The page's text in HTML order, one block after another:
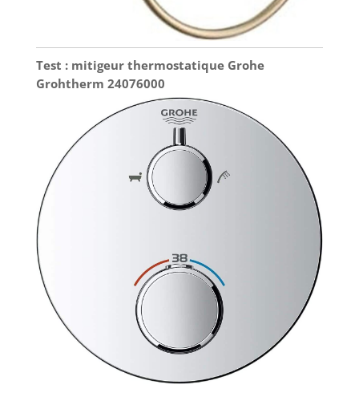
Test : mitigeur thermostatique Grohe
Grohtherm 24076000